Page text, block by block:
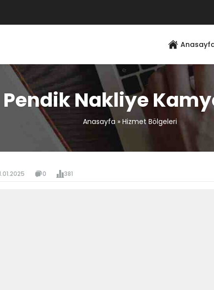
Pendik Nakliye
Anasayfa» Hizmet Bölgeleri
0 381